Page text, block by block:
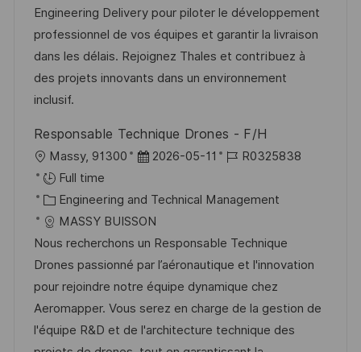
i
o
n
e
d
D
a
t
d
e
g
o
r
y
Engineering Delivery pour piloter le développement
professionnel de vos équipes et garantir la livraison
dans les délais. Rejoignez Thales et contribuez à
des projets innovants dans un environnement
inclusif.
Responsable Technique Drones - F/H
L
o
c
a
t
i
o
n
Massy, 91300
P
s
t
e
d
D
a
t
2026-05-11
J
b
d
R0325838
Full time
C
a
t
e
g
o
r
Engineering and Technical Management
MASSY BUISSON
Nous recherchons un Responsable Technique
Drones passionné par l’aéronautique et l'innovation
pour rejoindre notre équipe dynamique chez
Aeromapper. Vous serez en charge de la gestion de
l'équipe R&D et de l'architecture technique des